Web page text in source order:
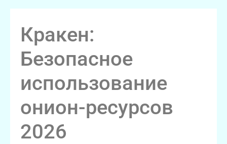
Кракен:
Безопасное
использование
онион-ресурсов
2026